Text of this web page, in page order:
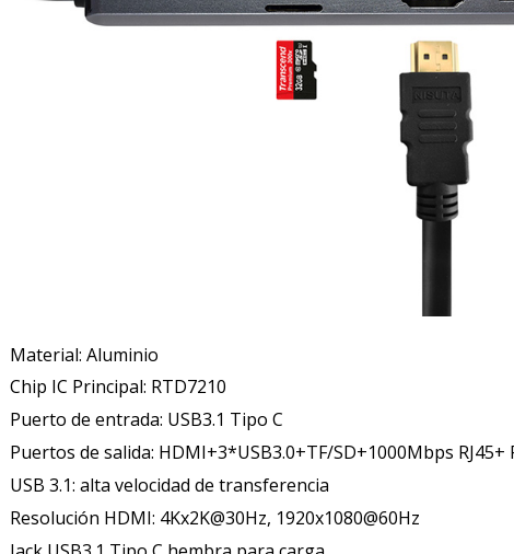
Material: Aluminio
Chip IC Principal: RTD7210
Puerto de entrada: USB3.1 Tipo C
Puertos de salida: HDMI+3*USB3.0+TF/SD+1000Mbps RJ45+
USB 3.1: alta velocidad de transferencia
Resolución HDMI: 4Kx2K@30Hz, 1920x1080@60Hz